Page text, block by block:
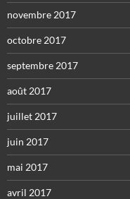
novembre 2017
octobre 2017
septembre 2017
août 2017
juillet 2017
juin 2017
mai 2017
avril 2017